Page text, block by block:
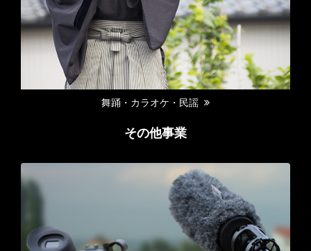
舞踊・カラオケ・民謡
その他事業